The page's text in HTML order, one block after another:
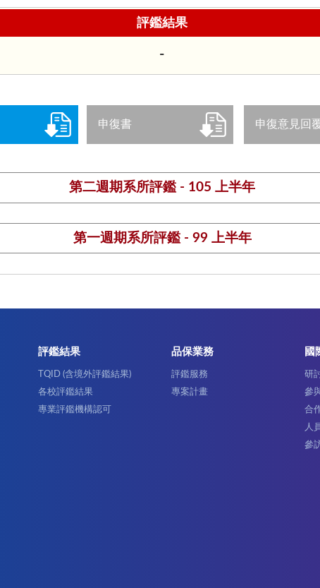
評鑑結果
-
申復書 申復意見回
第二週期系所評鑑 - 105 上半年
第一週期系所評鑑 - 99 上半年
評鑑結果
TQID (含境外評鑑結果)
各校評鑑結果
專業評鑑機構認可
品保業務
評鑑服務
專案計畫
國
研
參
合
人
參